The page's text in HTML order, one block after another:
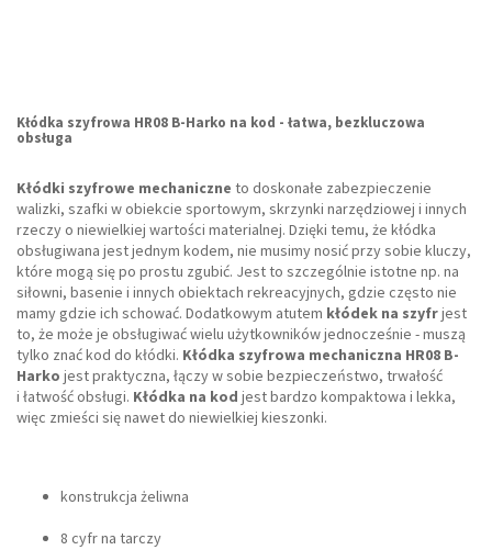
Kłódka szyfrowa HR08 B-Harko na kod - łatwa, bezkluczowa
obsługa
Kłódki szyfrowe mechaniczne to doskonałe zabezpieczenie
walizki, szafki w obiekcie sportowym, skrzynki narzędziowej i innych
rzeczy o niewielkiej wartości materialnej. Dzięki temu, że kłódka
obsługiwana jest jednym kodem, nie musimy nosić przy sobie kluczy,
które mogą się po prostu zgubić. Jest to szczególnie istotne np. na
siłowni, basenie i innych obiektach rekreacyjnych, gdzie często nie
mamy gdzie ich schować. Dodatkowym atutem kłódek na szyfrjest
to, że może je obsługiwać wielu użytkowników jednocześnie - muszą
tylko znać kod do kłódki. Kłódka szyfrowa mechaniczna HR08 B-
Harko jest praktyczna, łączy w sobie bezpieczeństwo, trwałość
i łatwość obsługi. Kłódka na kod jest bardzo kompaktowa i lekka,
więc zmieści się nawet do niewielkiej kieszonki.
konstrukcja żeliwna
8 cyfr na tarczy